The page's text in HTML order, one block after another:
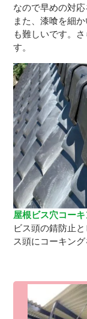
なので早めの対応
また、漆喰を細
も難しいです。
す。
屋根ビス穴コー
ビス頭の錆防止
ス頭にコーキング